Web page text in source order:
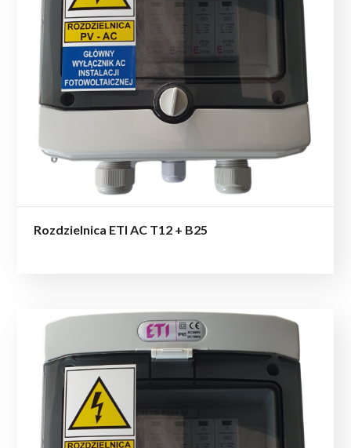
Rozdzielnica ETI AC T12 + B25